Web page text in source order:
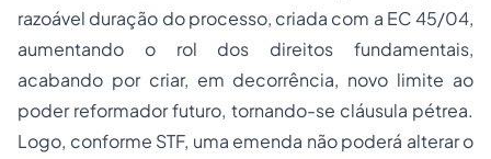
razoável duração do processo, criada com a EC 45/04,
aumentando o rol dos direitos fundamentais,
acabando por criar, em decorrência, novo limite ao
poder reformador futuro, tornando-se cláusula pétrea.
Logo, conforme STF, uma emenda não poderá alterar o